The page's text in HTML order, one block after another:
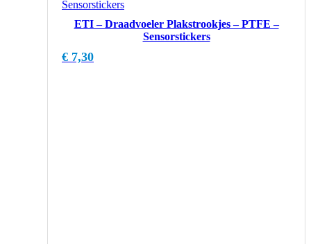
ETI – Draadvoeler Plakstrookjes – PTFE –
Sensorstickers
€ 7,30